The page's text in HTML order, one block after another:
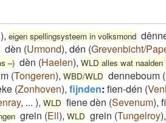
), eigen spellingsysteem in volksmond
dèn (Urmond), dén (Grevenbicht/
–) dèn (Haelen), WLD alles wat
(Tongeren), WBD/WLD denneboum (
(Zonhoven), fijnden: fien-dén (
, ... ), WLD fiene dèn (Sevenum),
grein (Ell), WLD grein (Tungelroy),